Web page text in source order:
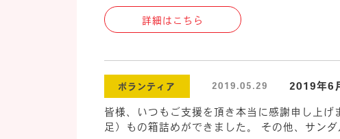
詳細はこちら
ボランティア 2019.05.29 2019年6
皆様、いつもご支援を頂き本当に感謝申し上
足）もの箱詰めができました。 その他、サン